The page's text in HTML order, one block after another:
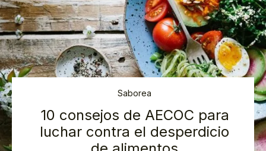
Saborea
10 consejos de AECOC para
luchar contra el desperdicio